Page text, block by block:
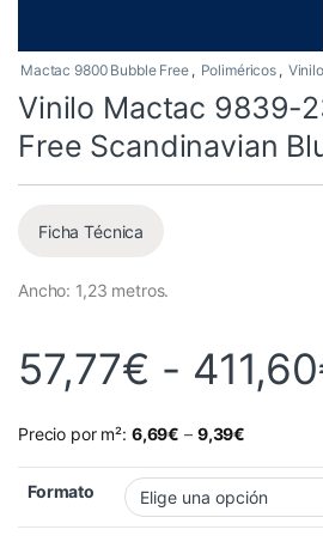
Mactac 9800 Bubble Free , Poliméricos ,
Vinilo Mactac 9839-
Free Scandinavian
Ficha Técnica
Ancho: 1,23 metros.
57,77€ - 411,60
Precio por m²: 6,69€ – 9,39€
Formato